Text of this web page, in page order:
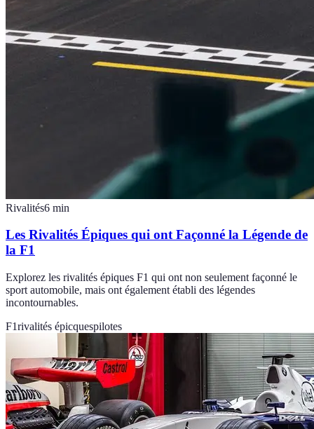
Rivalités6 min
Les Rivalités Épiques qui ont Façonné la Légende de
la F1
Explorez les rivalités épiques F1 qui ont non seulement façonné le
sport automobile, mais ont également établi des légendes
incontournables.
F1rivalités épicquespilotes